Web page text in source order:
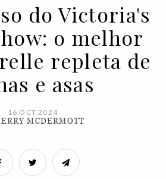
do Victoria's
o melhor
repleta de
e asas
16 OCT 2024
MCDERMOTT